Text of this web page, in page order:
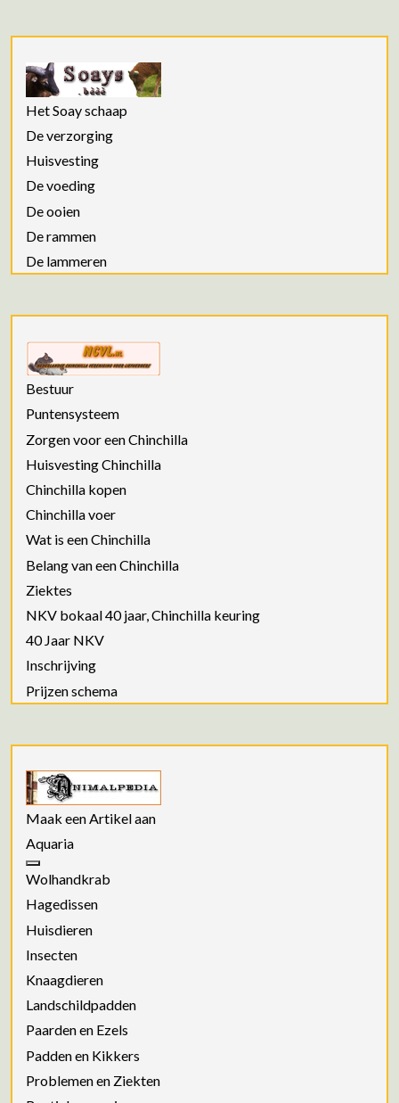
Het Soay schaap
De verzorging
Huisvesting
De voeding
De ooien
De rammen
De lammeren
Bestuur
Puntensysteem
Zorgen voor een Chinchilla
Huisvesting Chinchilla
Chinchilla kopen
Chinchilla voer
Wat is een Chinchilla
Belang van een Chinchilla
Ziektes
NKV bokaal 40 jaar, Chinchilla keuring
40 Jaar NKV
Inschrijving
Prijzen schema
Maak een Artikel aan
Aquaria
Wolhandkrab
Hagedissen
Huisdieren
Insecten
Knaagdieren
Landschildpadden
Paarden en Ezels
Padden en Kikkers
Problemen en Ziekten